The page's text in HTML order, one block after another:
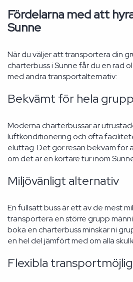
Fördelarna med att
Sunne
När du väljer att transportera din
charterbuss i Sunne får du en rad
med andra transportalternativ:
Bekvämt för hela
Moderna charterbussar är
luftkonditionering och ofta
eluttag. Det gör resan bekväm för
om det är en kortare tur inom
Miljövänligt alternativ
En fullsatt buss är ett av de mest
transportera en större grupp
boka en charterbuss minskar ni
en hel del jämfört med om alla
Flexibla